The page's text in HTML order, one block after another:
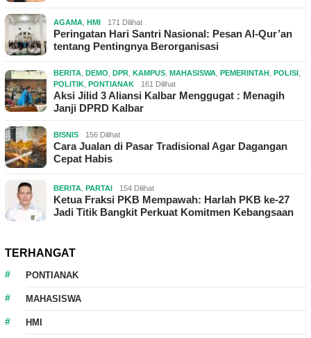
AGAMA HMI 171 Dilihat
Peringatan Hari Santri Nasional: Pesan Al-Qur’an
tentang Pentingnya Berorganisasi
BERITA DEMO DPR KAMPUS MAHASISWA PEMERINTAH POLISI
POLITIK PONTIANAK 161 Dilihat
Aksi Jilid 3 Aliansi Kalbar Menggugat : Menagih
Janji DPRD Kalbar
BISNIS 156 Dilihat
Cara Jualan di Pasar Tradisional Agar Dagangan
Cepat Habis
BERITA PARTAI 154 Dilihat
Ketua Fraksi PKB Mempawah: Harlah PKB ke-27
Jadi Titik Bangkit Perkuat Komitmen Kebangsaan
TERHANGAT
PONTIANAK
MAHASISWA
HMI